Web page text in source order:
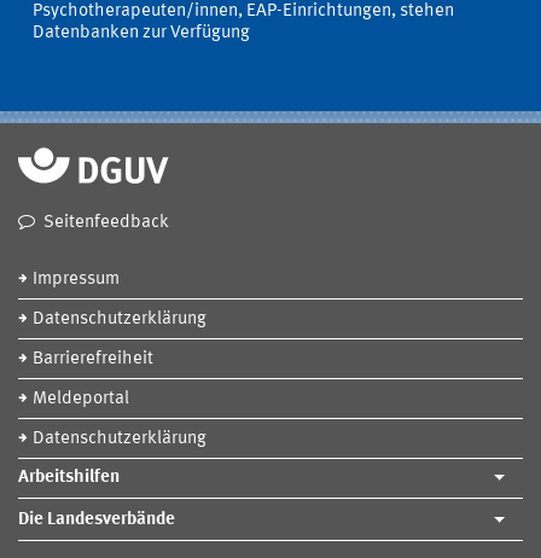
Psychotherapeuten/innen, EAP-Einrichtungen, stehen
Datenbanken zur Verfügung
Seitenfeedback
Impressum
Datenschutzerklärung
Barrierefreiheit
Meldeportal
Datenschutzerklärung
Arbeitshilfen
Die Landesverbände